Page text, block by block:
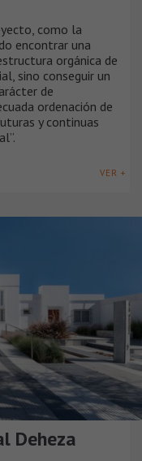
como la
encontrar una
orgánica de
sino conseguir un
de
ordenación de
y continuas
VER +
Deheza